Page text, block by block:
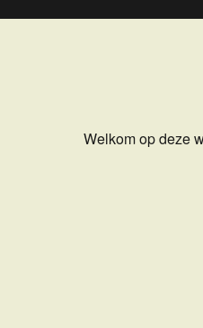
Welkom op deze